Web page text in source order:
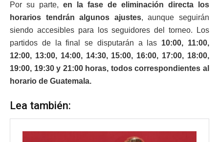
Por su parte, en la fase de eliminación directa los
horarios tendrán algunos ajustes, aunque seguirán
siendo accesibles para los seguidores del torneo. Los
partidos de la final se disputarán a las 10:00, 11:00,
12:00, 13:00, 14:00, 14:30, 15:00, 16:00, 17:00, 18:00,
19:00, 19:30 y 21:00 horas, todos correspondientes al
horario de Guatemala.
Lea también: